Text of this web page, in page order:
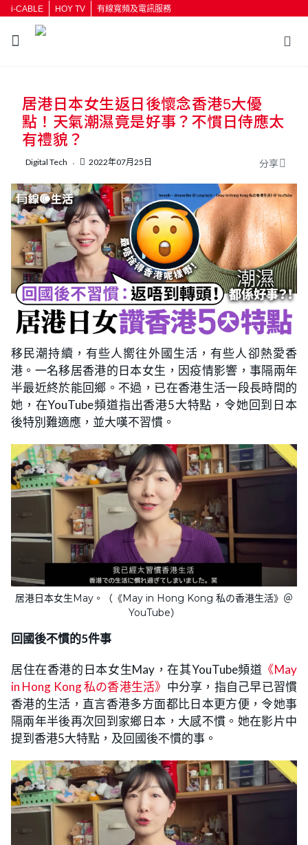
i-CABLE HOY TV 有線寬頻及電訊服務
按輸入鍵開始搜尋
居港日本女生返日後懷念香港5大優
點！天氣潮濕竟是好事？不慣日侍應太
有禮貌？
Digital Tech 2022年07月25日 分享
移民潮持續，有些人嚮往外國生活，有些人卻熱愛香
港。一名移居香港的日本女生，因疫情影響，事隔兩年
半最近終於能回鄉。不過，已在香港生活一段長時間的
她，在YouTube頻道指出香港5大特點，令她回到日本
後特別難適應，並大嘆不習慣。
居港日本女生May。（《May in Hong Kong 私の香港生活》＠
YouTube）
回國後不慣的5件事
居住在香港的日本女生May，在其YouTube頻道 《May
in Hong Kong 私の香港生活》 中分享，指自己早已習慣
香港的生活，直言香港多方面都比日本更方便，令她事
隔兩年半後再次回到家鄉日本，大感不慣。她在影片中
提到香港5大特點，及回國後不慣的事。